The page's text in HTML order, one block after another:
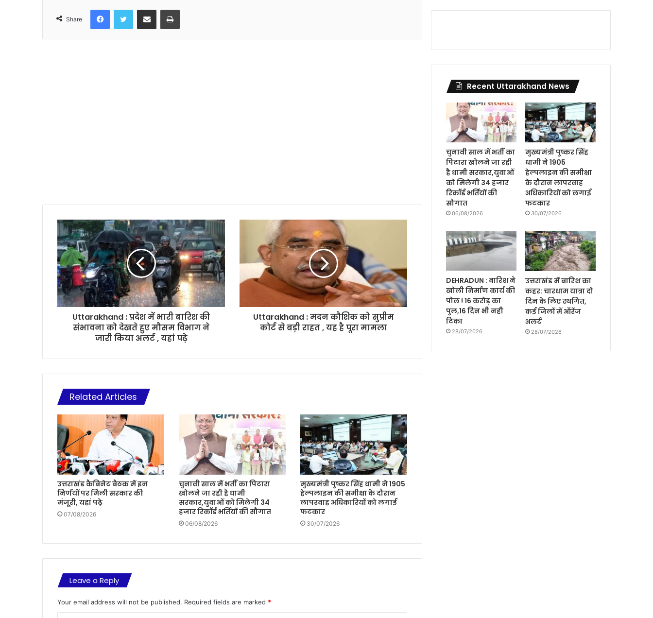
Share
Uttarakhand : प्रदेश में भारी बारिश की
संभावना को देखते हुए मौसम विभाग ने
जारी किया अलर्ट , यहां पढ़े
Uttarakhand : मदन कौशिक को सुप्रीम
कोर्ट से बड़ी राहत , यह है पूरा मामला
Related Articles
उत्तराखंड कैबिनेट बैठक में इन
निर्णयों पर मिली सरकार की
मंजूरी, यहां पढ़े
07/08/2026
चुनावी साल में भर्ती का पिटारा
खोलने जा रही है धामी
सरकार,युवाओं को मिलेगी 34
हजार रिकॉर्ड भर्तियों की सौगात
06/08/2026
मुख्यमंत्री पुष्कर सिंह धामी ने 1905
हेल्पलाइन की समीक्षा के दौरान
लापरवाह अधिकारियों को लगाई
फटकार
30/07/2026
Leave a Reply
Your email address will not be published. Required fields are marked *
Recent Uttarakhand News
चुनावी साल में भर्ती का
पिटारा खोलने जा रही
है धामी सरकार,युवाओं
को मिलेगी 34 हजार
रिकॉर्ड भर्तियों की
सौगात
06/08/2026
मुख्यमंत्री पुष्कर सिंह
धामी ने 1905
हेल्पलाइन की समीक्षा
के दौरान लापरवाह
अधिकारियों को लगाई
फटकार
30/07/2026
DEHRADUN : बारिश ने
खोली निर्माण कार्य की
पोल ! 16 करोड़ का
पुल,16 दिन भी नही
टिका
28/07/2026
उत्तराखंड में बारिश का
कहर: चारधाम यात्रा दो
दिन के लिए स्थगित,
कई जिलों में ऑरेंज
अलर्ट
28/07/2026